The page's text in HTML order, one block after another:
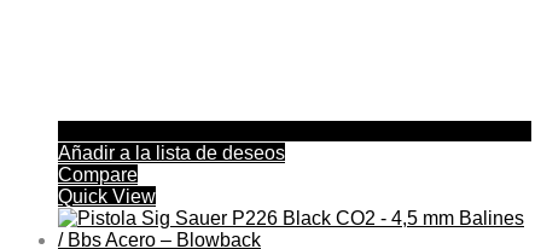
Añadir a la lista de deseos
Compare
Quick View